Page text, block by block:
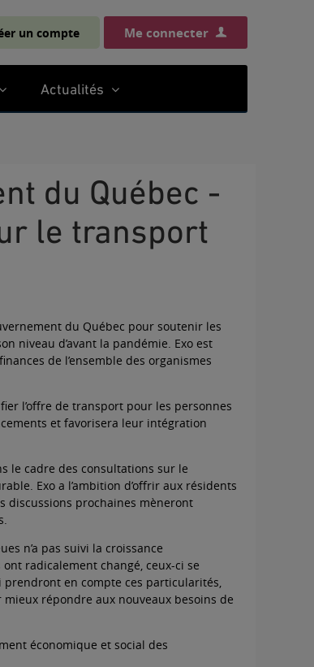
un compte Me connecter
Actualités
le transport
du Québec pour soutenir les
niveau d’avant la pandémie. Exo est
de l’ensemble des organismes
l’offre de transport pour les personnes
et favorisera leur intégration
le cadre des consultations sur le
Exo a l’ambition d’offrir aux résidents
discussions prochaines mèneront
n’a pas suivi la croissance
radicalement changé, ceux-ci se
en compte ces particularités,
répondre aux nouveaux besoins de
économique et social des